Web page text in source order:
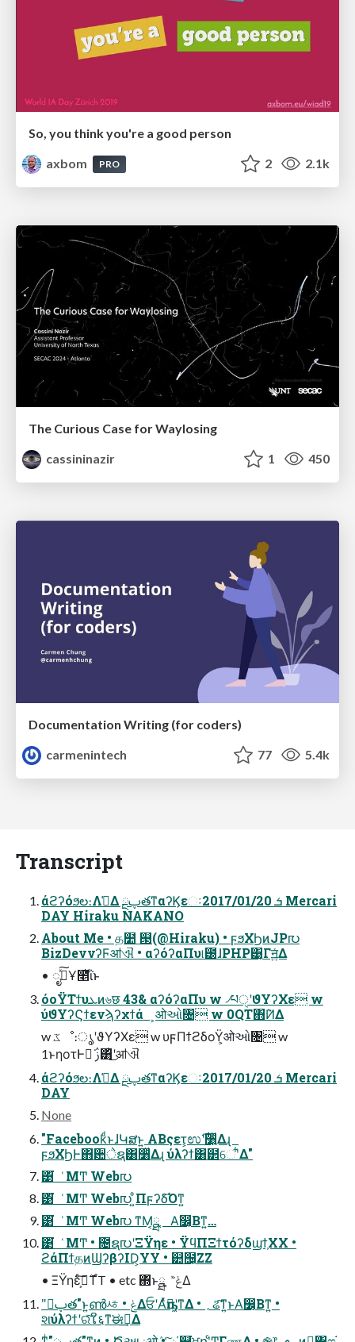
So, you think you're a good person
axbom
PRO 2 2.1k
The Curious Case for Waylosing
cassininazir
1 450
Documentation Writing (for coders)
carmenintech
77 5.4k
Transcript
άϩʔόϧల։Λࢧ͑Δ ྔࢠతͳαʔϏεઃܭ 2017/01/20 Mercari
DAY Hiraku NAKANO
About Me • த໺ ୓(@Hiraku) • ϝϧΧϦͷJP൛
BizDevνʔϜॴଐ • αʔόʔαΠυ୲౰ɺPHP͹͔Γॻ͍ͯΔ
• ೖࣾͯ͠Ұ೥ͪΐͬͱ
όοΫΤϯυܥͷ৬छ 43& αʔόʔαΠυ w ৴པੑʹϑΥʔΧε w
ύϑΥʔϚϯενϡʔχϯά ͕ओઓ৔ w 0QT΋݉ͶΔ
w ػೳ։ൃʹϑΥʔΧε w υϝΠϯϩδοΫ͕ओઓ৔ w
1ͱηοτͰಈ͘ ࢲ͸ͬͪ͜ʹॴଐ
άϩʔόϧల։Λࢧ͑Δ ྔࢠతͳαʔϏεઃܭ 2017/01/20 Mercari
DAY
None
"FacebookͩͱɺԿສͱ͍͏ ABςετ͕ಉ࣌ʹ૸͍ͬͯΔɻ
ϝϧΧϦͰ΋਺ेຊ͸૸ͬͯΔɻ ύλʔϯ͸๲େʹ͋Δ"
͹ͬ͘ ͑ΜͲ Web൛
͹ͬ͘ ͑ΜͲ Web൛ ͦ͏͍͏Πϝʔδ͡Όͳ͍
͹ͬ͘ ͑ΜͲ Web൛ ͳΜ͔ྠֲ͕ Α͘෼͔Βͳ͍…
͹ͬ͘ ͑ΜͲ • ೔ຊ൛ʹΞΫηε • ΫϥΠΞϯτόʔδϣϯ͕XX •
ϩάΠϯதͷϢʔβʔID͕YY • ୺຤͕ZZ
• ΞΫηεͨ࣌͠ࠁ͕TT • etc ΍ͬͱྠֲ͕ ݟ͑ͯ͘Δ
"ྔࢠత"ͱ͍͏ൺᄻ • ݟΔਓʹΑͬͯҧ͏ಈ͖ʹͳΔ • ؍ଌ͠ͳ͍ͱΑ͘෼͔Βͳ͍ •
શύλʔϯʹରͯ͠ໃ६ͳ͘ಈ࡞͢Δ